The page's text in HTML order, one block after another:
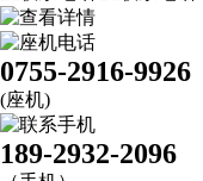
0755-2916-9926
(座机)
189-2932-2096